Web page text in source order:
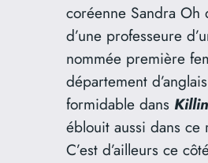
coréenne Sandra Oh
d’une professeure
nommée première
département
formidable dans
éblouit aussi dans ce
C’est d’ailleurs ce